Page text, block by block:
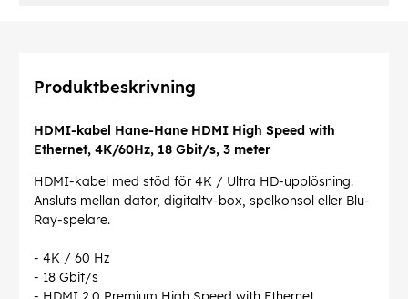
Produktbeskrivning
HDMI-kabel Hane-Hane HDMI High Speed with
Ethernet, 4K/60Hz, 18 Gbit/s, 3 meter
HDMI-kabel med stöd för 4K / Ultra HD-upplösning.
Ansluts mellan dator, digitaltv-box, spelkonsol eller Blu-
Ray-spelare.
- 4K / 60 Hz
- 18 Gbit/s